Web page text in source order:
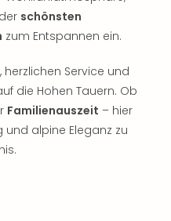
schönsten
zum Entspannen ein.
, herzlichen Service und
die Hohen Tauern. Ob
Familienauszeit – hier
und alpine Eleganz zu